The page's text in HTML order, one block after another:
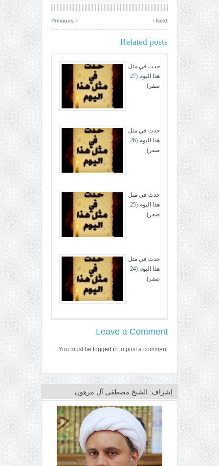
‹ Next
›
Related posts
حدث في مثل
هذا اليوم (27
صفر)
حدث في مثل
هذا اليوم (26
صفر)
حدث في مثل
هذا اليوم (25
صفر)
حدث في مثل
هذا اليوم (24
صفر)
Leave a Comment
You must be logged in to post a comment.
إشراف: الشيخ مصطفى آل مرهون